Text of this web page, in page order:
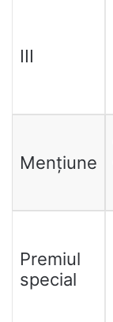
III
Mențiune
Premiul
special